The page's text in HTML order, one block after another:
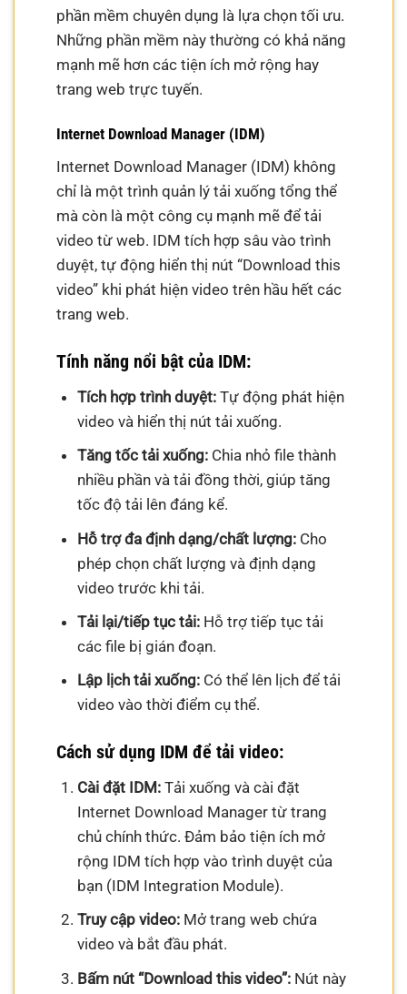
phần mềm chuyên dụng là lựa chọn tối ưu.
Những phần mềm này thường có khả năng
mạnh mẽ hơn các tiện ích mở rộng hay
trang web trực tuyến.
Internet Download Manager (IDM)
Internet Download Manager (IDM) không
chỉ là một trình quản lý tải xuống tổng thể
mà còn là một công cụ mạnh mẽ để tải
video từ web. IDM tích hợp sâu vào trình
duyệt, tự động hiển thị nút “Download this
video” khi phát hiện video trên hầu hết các
trang web.
Tính năng nổi bật của IDM:
Tích hợp trình duyệt:Tự động phát hiện
video và hiển thị nút tải xuống.
Tăng tốc tải xuống:Chia nhỏ file thành
nhiều phần và tải đồng thời, giúp tăng
tốc độ tải lên đáng kể.
Hỗ trợ đa định dạng/chất lượng:Cho
phép chọn chất lượng và định dạng
video trước khi tải.
Tải lại/tiếp tục tải:Hỗ trợ tiếp tục tải
các file bị gián đoạn.
Lập lịch tải xuống:Có thể lên lịch để tải
video vào thời điểm cụ thể.
Cách sử dụng IDM để tải video:
Cài đặt IDM:Tải xuống và cài đặt
Internet Download Manager từ trang
chủ chính thức. Đảm bảo tiện ích mở
rộng IDM tích hợp vào trình duyệt của
bạn (IDM Integration Module).
Truy cập video:Mở trang web chứa
video và bắt đầu phát.
Bấm nút “Download this video”:Nút này